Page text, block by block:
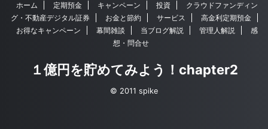
ホーム 定期預金 キャンペーン 投資
クラウドファンディン
グ・不動産デジタル証券
お金と節約 サービス
高金利定期預金
お得なキャンペーン
幕間雑談 当ブログ解説 管理人解説
感
想・問合せ
１億円を貯めてみよう！chapter2
© 2011 spike